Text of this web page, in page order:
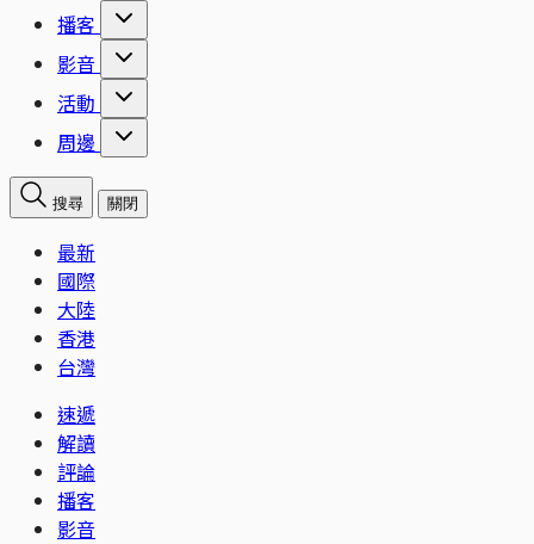
播客
影音
活動
周邊
搜尋 關閉
最新
國際
大陸
香港
台灣
速遞
解讀
評論
播客
影音